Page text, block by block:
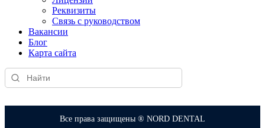
Реквизиты
Связь с руководством
Вакансии
Блог
Карта сайта
Все права защищены ® NORD DENTAL